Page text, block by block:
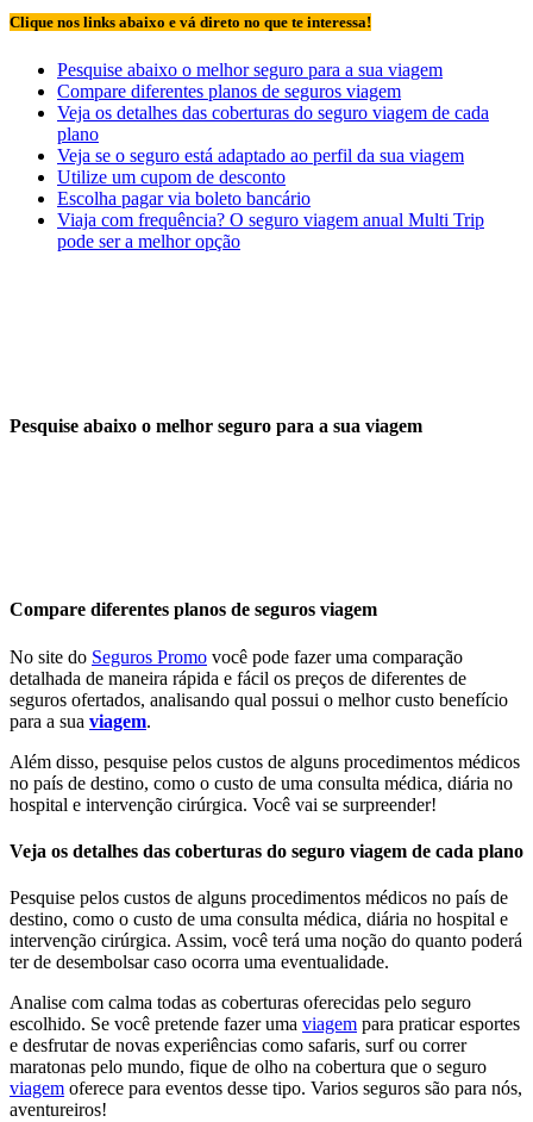
Clique nos links abaixo e vá direto no que te interessa!
Pesquise abaixo o melhor seguro para a sua viagem
Compare diferentes planos de seguros viagem
Veja os detalhes das coberturas do seguro viagem de cada
plano
Veja se o seguro está adaptado ao perfil da sua viagem
Utilize um cupom de desconto
Escolha pagar via boleto bancário
Viaja com frequência? O seguro viagem anual Multi Trip
pode ser a melhor opção
Pesquise abaixo o melhor seguro para a sua viagem
Compare diferentes planos de seguros viagem
No site do Seguros Promo você pode fazer uma comparação
detalhada de maneira rápida e fácil os preços de diferentes de
seguros ofertados, analisando qual possui o melhor custo benefício
para a sua viagem.
Além disso, pesquise pelos custos de alguns procedimentos médicos
no país de destino, como o custo de uma consulta médica, diária no
hospital e intervenção cirúrgica. Você vai se surpreender!
Veja os detalhes das coberturas do seguro viagem de cada plano
Pesquise pelos custos de alguns procedimentos médicos no país de
destino, como o custo de uma consulta médica, diária no hospital e
intervenção cirúrgica. Assim, você terá uma noção do quanto poderá
ter de desembolsar caso ocorra uma eventualidade.
Analise com calma todas as coberturas oferecidas pelo seguro
escolhido. Se você pretende fazer uma viagem para praticar esportes
e desfrutar de novas experiências como safaris, surf ou correr
maratonas pelo mundo, fique de olho na cobertura que o seguro
viagem oferece para eventos desse tipo. Varios seguros são para nós,
aventureiros!